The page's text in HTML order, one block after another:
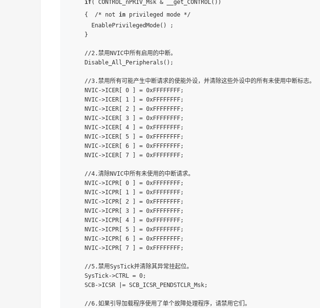
if( CONTROL_nPRIV_Msk & __get_CONTROL())
{  /* not in privileged mode */
EnablePrivilegedMode() ;
}
//2.禁用NVIC中所有启用的中断。
Disable_All_Peripherals();
//3.禁用所有可能产生中断请求的使能外设，并清除这些外设中的所有未使用中断标志。
NVIC->ICER[ 0 ] = 0xFFFFFFFF;
NVIC->ICER[ 1 ] = 0xFFFFFFFF;
NVIC->ICER[ 2 ] = 0xFFFFFFFF;
NVIC->ICER[ 3 ] = 0xFFFFFFFF;
NVIC->ICER[ 4 ] = 0xFFFFFFFF;
NVIC->ICER[ 5 ] = 0xFFFFFFFF;
NVIC->ICER[ 6 ] = 0xFFFFFFFF;
NVIC->ICER[ 7 ] = 0xFFFFFFFF;
//4.清除NVIC中所有未使用的中断请求。
NVIC->ICPR[ 0 ] = 0xFFFFFFFF;
NVIC->ICPR[ 1 ] = 0xFFFFFFFF;
NVIC->ICPR[ 2 ] = 0xFFFFFFFF;
NVIC->ICPR[ 3 ] = 0xFFFFFFFF;
NVIC->ICPR[ 4 ] = 0xFFFFFFFF;
NVIC->ICPR[ 5 ] = 0xFFFFFFFF;
NVIC->ICPR[ 6 ] = 0xFFFFFFFF;
NVIC->ICPR[ 7 ] = 0xFFFFFFFF;
//5.禁用SysTick并清除其异常挂起位。
SysTick->CTRL = 0;
SCB->ICSR |= SCB_ICSR_PENDSTCLR_Msk;
//6.如果引导加载程序使用了单个故障处理程序，请禁用它们。